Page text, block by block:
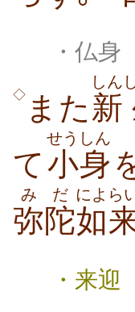
・仏
◇ また 新
しん
て小身
せうしん
弥陀
みだ
如
によら
・来迎